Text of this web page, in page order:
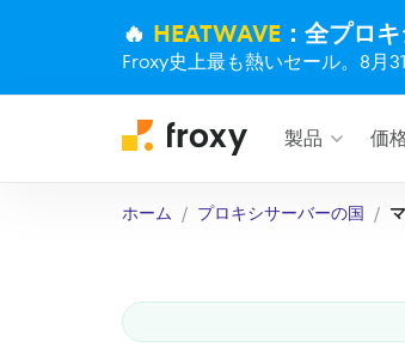
🔥 HEATWAVE ：全プロ
Froxy史上最も熱いセール。8月31
製品 価
ホーム プロキシサーバーの国